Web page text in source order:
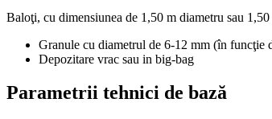
Baloţi, cu dimensiunea de 1,50 m diametru sau
Granule cu diametrul de 6-12 mm (în funcţie
Depozitare vrac sau in big-bag
Parametrii tehnici de bază